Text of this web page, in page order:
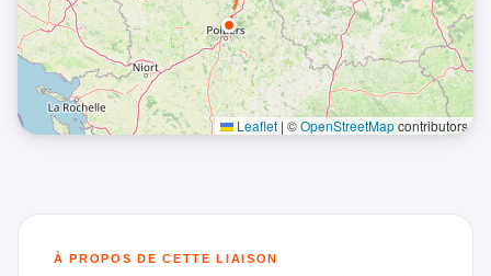
Leaflet | ©OpenStreetMapcontributors
À PROPOS DE CETTE LIAISON